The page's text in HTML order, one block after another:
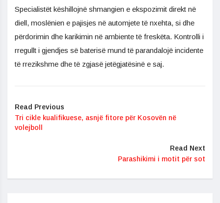
Specialistët këshillojnë shmangien e ekspozimit direkt në
diell, moslënien e pajisjes në automjete të nxehta, si dhe
përdorimin dhe karikimin në ambiente të freskëta. Kontrolli i
rregullt i gjendjes së baterisë mund të parandalojë incidente
të rrezikshme dhe të zgjasë jetëgjatësinë e saj.
Read Previous
Tri cikle kualifikuese, asnjë fitore për Kosovën në
volejboll
Read Next
Parashikimi i motit për sot